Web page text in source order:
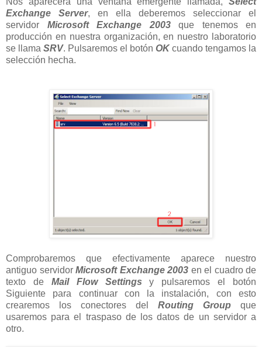
Exchange Server, en ella deberemos seleccionar el
servidor Microsoft Exchange 2003que tenemos en
producción en nuestra organización, en nuestro laboratorio
se llama SRV. Pulsaremos el botón OK cuando tengamos la
selección hecha.
Comprobaremos que efectivamente aparece nuestro
antiguo servidor Microsoft Exchange 2003 en el cuadro de
texto de Mail Flow Settings y pulsaremos el botón
Siguiente para continuar con la instalación, con esto
crearemos los conectores del Routing Group que
usaremos para el traspaso de los datos de un servidor a
otro.